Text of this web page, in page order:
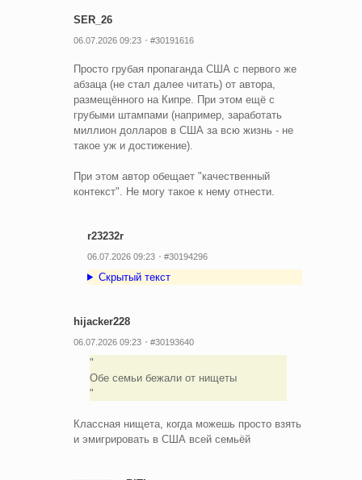
SER_26
06.07.2026 09:23 #30191616
Просто грубая пропаганда США с первого же
абзаца (не стал далее читать) от автора,
размещённого на Кипре. При этом ещё с
грубыми штампами (например, заработать
миллион долларов в США за всю жизнь - не
такое уж и достижение).
При этом автор обещает "качественный
контекст". Не могу такое к нему отнести.
r23232r
06.07.2026 09:23 #30194296
Скрытый текст
hijacker228
06.07.2026 09:23 #30193640
Обе семьи бежали от нищеты
Классная нищета, когда можешь просто взять
и эмигрировать в США всей семьёй